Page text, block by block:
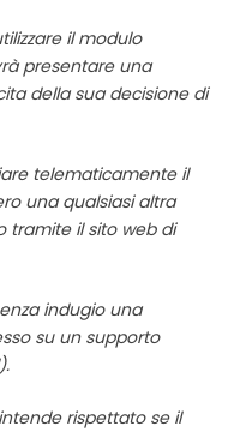
il modulo
presentare una
della sua decisione di
telematicamente il
una qualsiasi altra
tramite il sito web di
indugio una
su un supporto
rispettato se il